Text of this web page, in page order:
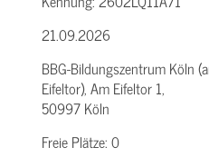
21.09.2026
BBG-Bildungszentrum Köln
Eifeltor), Am Eifeltor 1,
50997 Köln
Freie Plätze:0